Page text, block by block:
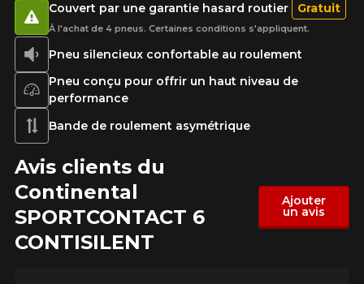
Pneu silencieux confortable au roulement
Pneu conçu pour offrir un haut niveau de
performance
Bande de roulement asymétrique
Couvert par une garantie hasard routier Gratuit
À l'achat de 4 pneus. Certaines conditions s'appliquent.
Avis clients du
Continental
SPORTCONTACT 6
CONTISILENT
Ajouter
un avis
Marque
Option